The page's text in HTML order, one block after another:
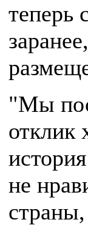
теперь
"Мы
отклик
не
страны,